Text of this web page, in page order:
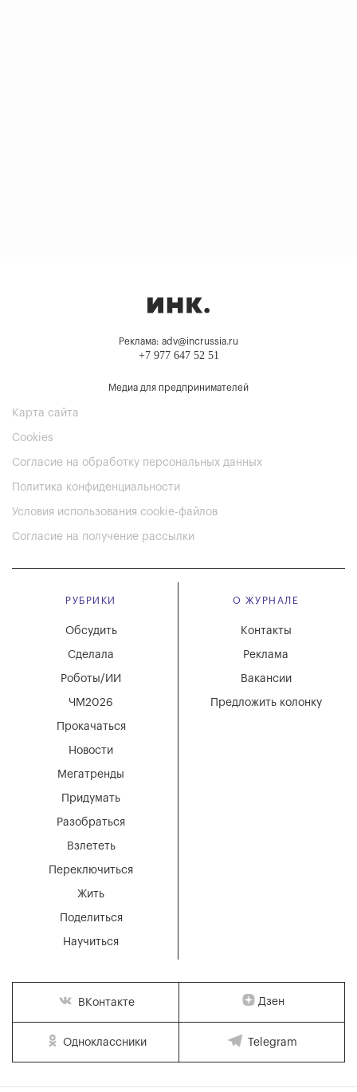
Реклама: adv@incrussia.ru
+7 977 647 52 51
Медиа для предпринимателей
Карта сайта
Cookies
Согласие на обработку персональных данных
Политика конфиденциальности
Условия использования cookie-файлов
Согласие на получение рассылки
РУБРИКИ
Мегатренды
Придумать
Разобраться
Взлететь
Новости
Переключиться
Жить
Поделиться
Научиться
Обсудить
Сделала
Роботы/ИИ
ЧМ2026
Прокачаться
О ЖУРНАЛЕ
Вакансии
Реклама
Контакты
Предложить колонку
ВКонтакте Дзен
Одноклассники Telegram